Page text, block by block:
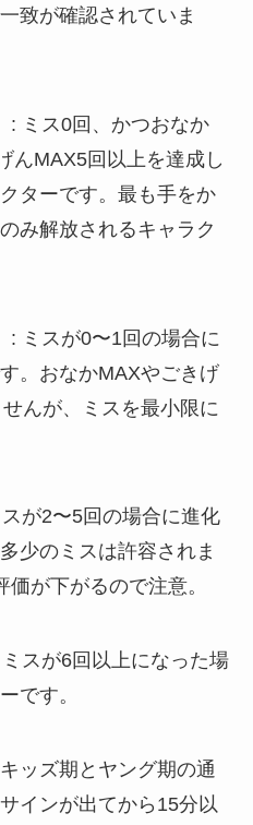
致が確認されていま
: ミス0回、かつおなか
んMAX5回以上を達成し
ターです。最も手をか
み解放されるキャラク
: ミスが0〜1回の場合に
。おなかMAXやごきげ
んが、ミスを最小限に
が2〜5回の場合に進化
少のミスは許容されま
が下がるので注意。
スが6回以上になった場
です。
ッズ期とヤング期の通
インが出てから15分以